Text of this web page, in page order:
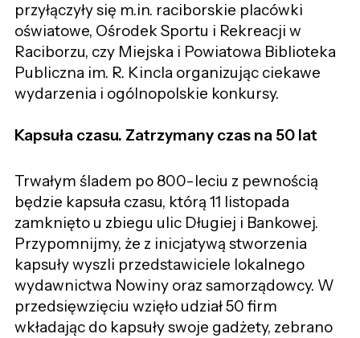
przyłączyły się m.in. raciborskie placówki
oświatowe, Ośrodek Sportu i Rekreacji w
Raciborzu, czy Miejska i Powiatowa Biblioteka
Publiczna im. R. Kincla organizując ciekawe
wydarzenia i ogólnopolskie konkursy.
Kapsuła czasu. Zatrzymany czas na 50 lat
Trwałym śladem po 800-leciu z pewnością
będzie kapsuła czasu, którą 11 listopada
zamknięto u zbiegu ulic Długiej i Bankowej.
Przypomnijmy, że z inicjatywą stworzenia
kapsuły wyszli przedstawiciele lokalnego
wydawnictwa Nowiny oraz samorządowcy. W
przedsięwzięciu wzięło udział 50 firm
wkładając do kapsuły swoje gadżety, zebrano